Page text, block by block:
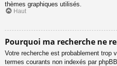
thèmes graphiques utilisés.
Haut
Pourquoi ma recherche ne
Votre recherche est probablement trop
termes courants non indexés par